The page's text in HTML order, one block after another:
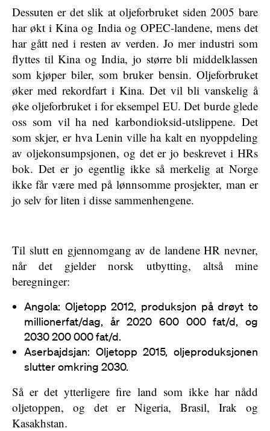
Dessuten er det slik at oljeforbruket siden 2005 bare
har økt i Kina og India og OPEC-landene, mens det
har gått ned i resten av verden. Jo mer industri som
flyttes til Kina og India, jo større bli middelklassen
som kjøper biler, som bruker bensin. Oljeforbruket
øker med rekordfart i Kina. Det vil bli vanskelig å
øke oljeforbruket i for eksempel EU. Det burde glede
oss som vil ha ned karbondioksid-utslippene. Det
som skjer, er hva Lenin ville ha kalt en nyoppdeling
av oljekonsumpsjonen, og det er jo beskrevet i HRs
bok. Det er jo egentlig ikke så merkelig at Norge
ikke får være med på lønnsomme prosjekter, man er
jo selv for liten i disse sammenhengene.
Til slutt en gjennomgang av de landene HR nevner,
når det gjelder norsk utbytting, altså mine
beregninger:
Angola: Oljetopp 2012, produksjon på drøyt to
millionerfat/dag, år 2020 600 000 fat/d, og
2030 200 000 fat/d.
Aserbajdsjan: Oljetopp 2015, oljeproduksjonen
slutter omkring 2030.
Så er det ytterligere fire land som ikke har nådd
oljetoppen, og det er Nigeria, Brasil, Irak og
Kasakhstan.